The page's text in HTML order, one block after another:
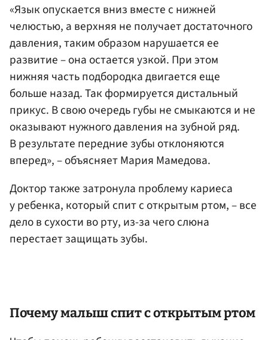
«Язык опускается вниз вместе с нижней
челюстью, а верхняя не получает достаточного
давления, таким образом нарушается ее
развитие – она остается узкой. При этом
нижняя часть подбородка двигается еще
больше назад. Так формируется дистальный
прикус. В свою очередь губы не смыкаются и не
оказывают нужного давления на зубной ряд.
В результате передние зубы отклоняются
вперед», – объясняет Мария Мамедова.
Доктор также затронула проблему кариеса
у ребенка, который спит с открытым ртом, – все
дело в сухости во рту, из-за чего слюна
перестает защищать зубы.
Почему малыш спит с открытым ртом